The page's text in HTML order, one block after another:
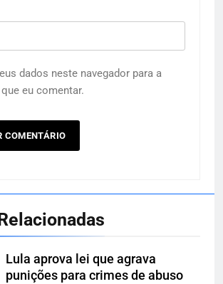
dados neste navegador para a
eu comentar.
Lula aprova lei que agrava
punições para crimes de abuso